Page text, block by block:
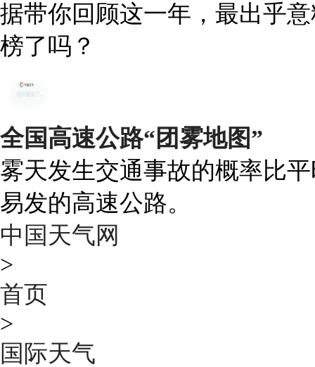
据带你回顾这一年，最出乎
榜了吗？
全国高速公路“团雾地图”
雾天发生交通事故的概率比
易发的高速公路。
中国天气网
>
首页
>
国际天气